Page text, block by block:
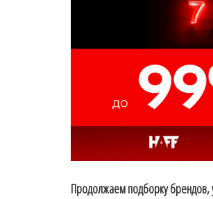
Продолжаем подборку